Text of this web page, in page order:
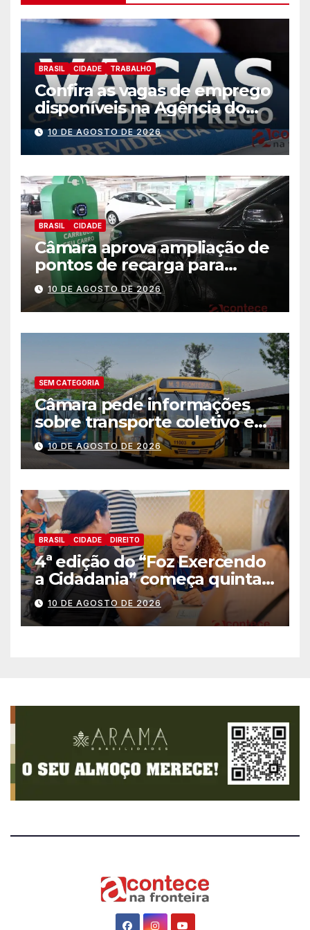
BRASIL CIDADE TRABALHO
Confira as vagas de emprego
disponíveis na Agência do
Trabalhador
10 DE AGOSTO DE 2026
BRASIL CIDADE
Câmara aprova ampliação de
pontos de recarga para
veículos elétricos em hotéis,
supermercados e centros
comerciais
10 DE AGOSTO DE 2026
SEM CATEGORIA
Câmara pede informações
sobre transporte coletivo e
melhorias na mobilidade em
Foz
10 DE AGOSTO DE 2026
BRASIL CIDADE DIREITO
4ª edição do “Foz Exercendo
a Cidadania” começa quinta-
feira (13) com oferta de
serviços essenciais e
gratuitos
10 DE AGOSTO DE 2026